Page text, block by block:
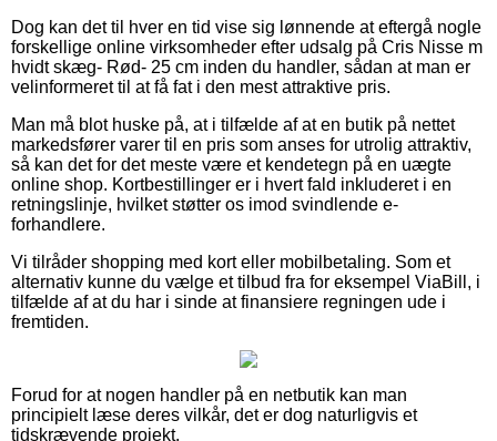
Dog kan det til hver en tid vise sig lønnende at eftergå nogle
forskellige online virksomheder efter udsalg på Cris Nisse m
hvidt skæg- Rød- 25 cm inden du handler, sådan at man er
velinformeret til at få fat i den mest attraktive pris.
Man må blot huske på, at i tilfælde af at en butik på nettet
markedsfører varer til en pris som anses for utrolig attraktiv,
så kan det for det meste være et kendetegn på en uægte
online shop. Kortbestillinger er i hvert fald inkluderet i en
retningslinje, hvilket støtter os imod svindlende e-
forhandlere.
Vi tilråder shopping med kort eller mobilbetaling. Som et
alternativ kunne du vælge et tilbud fra for eksempel ViaBill, i
tilfælde af at du har i sinde at finansiere regningen ude i
fremtiden.
Forud for at nogen handler på en netbutik kan man
principielt læse deres vilkår, det er dog naturligvis et
tidskrævende projekt.